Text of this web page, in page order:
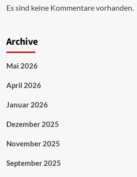
Es sind keine Kommentare vorhanden.
Archive
Mai 2026
April 2026
Januar 2026
Dezember 2025
November 2025
September 2025